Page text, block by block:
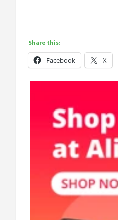
Share this:
Facebook X